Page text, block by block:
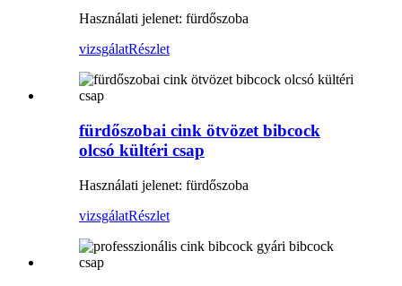
Használati jelenet: fürdőszoba
vizsgálatRészlet
fürdőszobai cink ötvözet bibcock
olcsó kültéri csap
Használati jelenet: fürdőszoba
vizsgálatRészlet